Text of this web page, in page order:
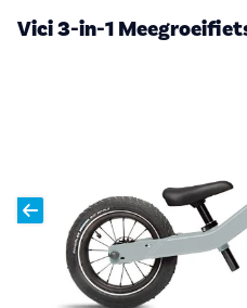
Vici 3-in-1